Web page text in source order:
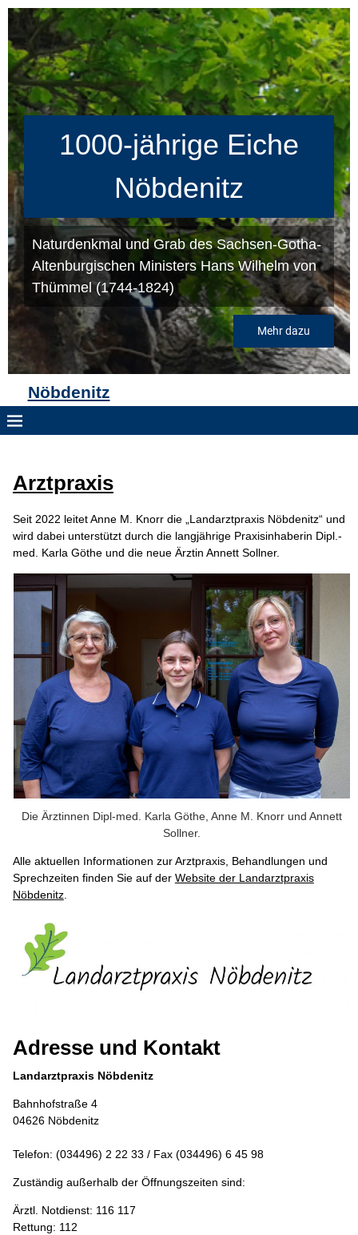
1000-jährige Eiche
Nöbdenitz
Naturdenkmal und Grab des Sachsen-Gotha-
Altenburgischen Ministers Hans Wilhelm von
Thümmel (1744-1824)
Mehr dazu
Nöbdenitz
Arztpraxis
Seit 2022 leitet Anne M. Knorr die „Landarztpraxis Nöbdenitz“ und
wird dabei unterstützt durch die langjährige Praxisinhaberin Dipl.-
med. Karla Göthe und die neue Ärztin Annett Sollner.
Die Ärztinnen Dipl-med. Karla Göthe, Anne M. Knorr und Annett
Sollner.
Alle aktuellen Informationen zur Arztpraxis, Behandlungen und
Sprechzeiten finden Sie auf der Website der Landarztpraxis
Nöbdenitz.
Adresse und Kontakt
Landarztpraxis Nöbdenitz
Bahnhofstraße 4
04626 Nöbdenitz
Telefon: (034496) 2 22 33 / Fax (034496) 6 45 98
Zuständig außerhalb der Öffnungszeiten sind:
Ärztl. Notdienst: 116 117
Rettung: 112